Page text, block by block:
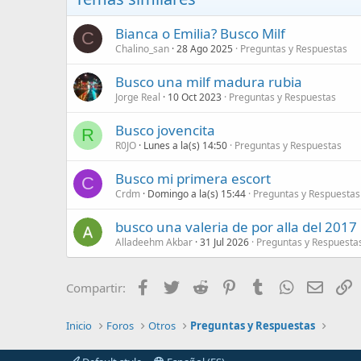
C Bianca o Emilia? Busco Milf
Chalino_san 28 Ago 2025 Preguntas y Respuestas
Busco una milf madura rubia
Jorge Real 10 Oct 2023 Preguntas y Respuestas
R Busco jovencita
R0JO Lunes a la(s) 14:50 Preguntas y Respuestas
C Busco mi primera escort
Crdm Domingo a la(s) 15:44 Preguntas y Respuestas
busco una valeria de por alla del 2017
Alladeehm Akbar 31 Jul 2026 Preguntas y
Compartir: Facebook
Twitter Reddit PinterestTumblrWhatsApp
Inicio Foros Otros Preguntas y Respuestas